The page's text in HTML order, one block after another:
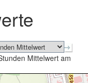
schließen
Mittelwert am